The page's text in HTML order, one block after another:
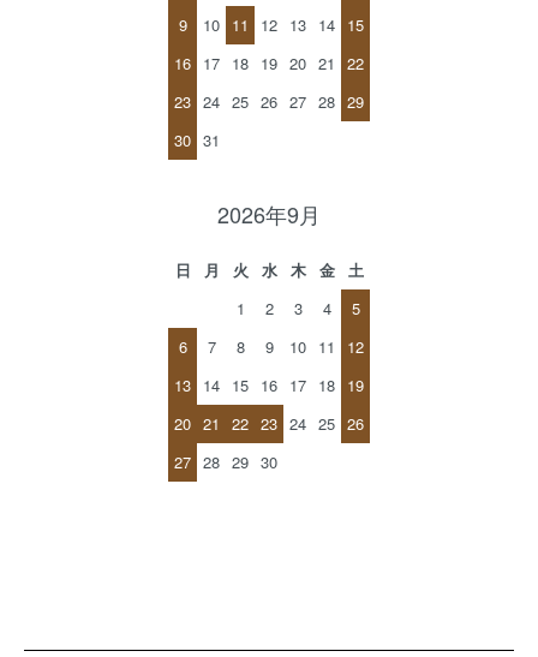
9
10 11 12 13 14 15
16 17 18 19 20 21
22
23 24 25 26 27 28 29
30 31
2026年9月
日 月 火 水 木 金
土
1
2 3 4
5
6
7 8 9 10 11
12
13 14 15 16 17 18 19
20 21 22 23 24 25 26
27 28 29 30